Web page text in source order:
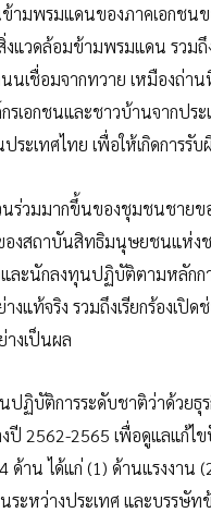
มพรมแดนของภาคเอกชน
วดล้อมข้ามพรมแดน รวมถึ
นเชื่อมจากทวาย เหมืองถ่
อกชนและชาวบ้านจากประ
ระเทศไทย เพื่อให้เกิดกา
วมมากขึ้นของชุมชนชายข
งสถาบันสิทธิมนุษยชนแห่ง
ละนักลงทุนปฏิบัติตามหลัก
แท้จริง รวมถึงเรียกร้องเ
างเป็นผล
ฏิบัติการระดับชาติว่าด้วย
งปี 2562-2565 เพื่อดูแลแก้
ด้าน ได้แก่ (1) ด้านแรงงา
ะหว่างประเทศ และบรรษัท